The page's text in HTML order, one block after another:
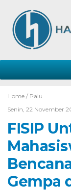
Home / Palu
Senin, 22 November
FISIP
Gempa